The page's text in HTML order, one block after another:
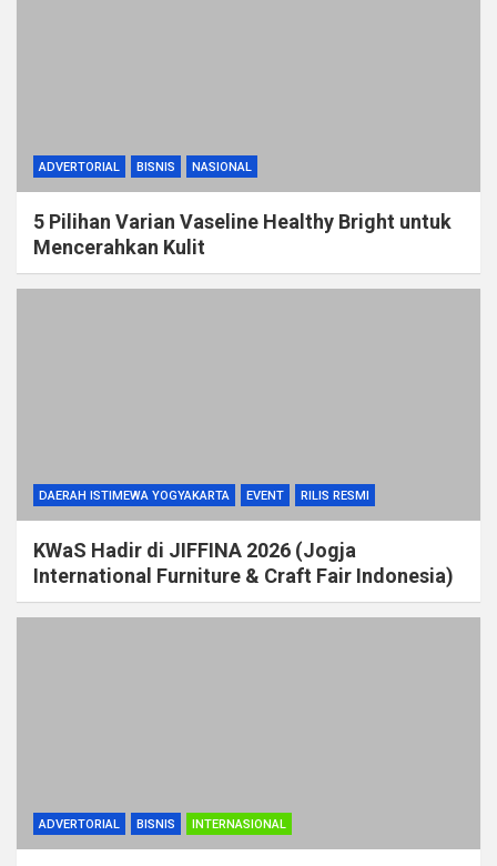
ADVERTORIAL BISNIS NASIONAL
5 Pilihan Varian Vaseline Healthy Bright untuk
Mencerahkan Kulit
DAERAH ISTIMEWA YOGYAKARTA EVENT RILIS RESMI
KWaS Hadir di JIFFINA 2026 (Jogja
International Furniture & Craft Fair Indonesia)
ADVERTORIAL BISNIS INTERNASIONAL